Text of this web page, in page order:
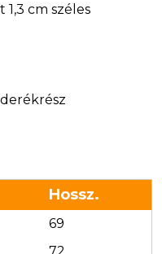
cm széles
Hossz.
69
72